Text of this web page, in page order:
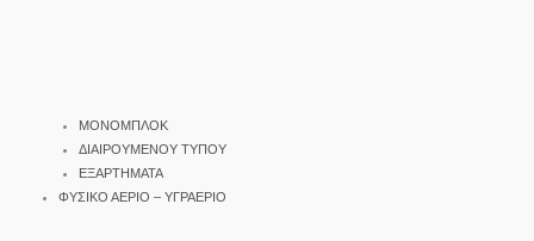
ΜΟΝΟΜΠΛΟΚ
ΔΙΑΙΡΟΥΜΕΝΟΥ ΤΥΠΟΥ
ΕΞΑΡΤΗΜΑΤΑ
ΦΥΣΙΚΟ ΑΕΡΙΟ – ΥΓΡΑΕΡΙΟ